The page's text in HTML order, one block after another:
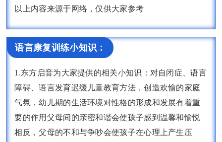
以上内容来源于网络，仅供大家参考
语言康复训练小知识：
1.东方启音为大家提供的相关小知识：对自闭症、语言
障碍、语言发育迟缓儿童教育方法，创造欢愉的家庭
气氛，幼儿期的生活环境对性格的形成和发展有着重
要的作用父母间的亲密和谐会使孩子感到温馨和愉悦
相反，父母的不和与争吵会使孩子在心理上产生压